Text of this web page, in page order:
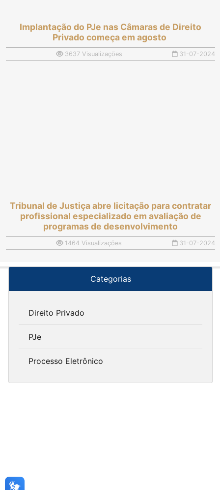
Implantação do PJe nas Câmaras de Direito
Privado começa em agosto
3637 Visualizações 31-07-2024
Tribunal de Justiça abre licitação para contratar
profissional especializado em avaliação de
programas de desenvolvimento
1464 Visualizações 31-07-2024
Categorias
Direito Privado
PJe
Processo Eletrônico